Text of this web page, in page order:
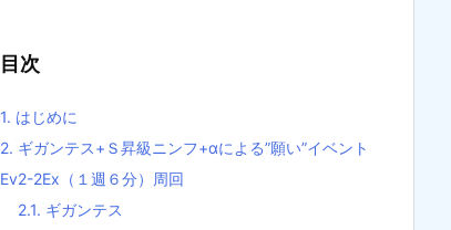
目次
1. はじめに
2. ギガンテス+Ｓ昇級ニンフ+αによる”願い”イベント
Ev2-2Ex（１週６分）周回
2.1. ギガンテス